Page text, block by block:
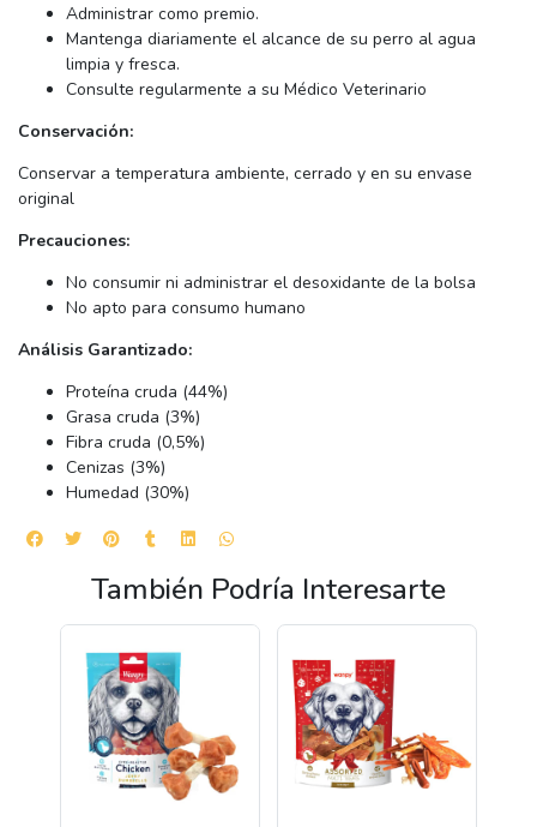
Administrar como premio.
Mantenga diariamente el alcance de su perro al agua
limpia y fresca.
Consulte regularmente a su Médico Veterinario
Conservación:
Conservar a temperatura ambiente, cerrado y en su envase
original
Precauciones:
No consumir ni administrar el desoxidante de la bolsa
No apto para consumo humano
Análisis Garantizado:
Proteína cruda (44%)
Grasa cruda (3%)
Fibra cruda (0,5%)
Cenizas (3%)
Humedad (30%)
También Podría Interesarte